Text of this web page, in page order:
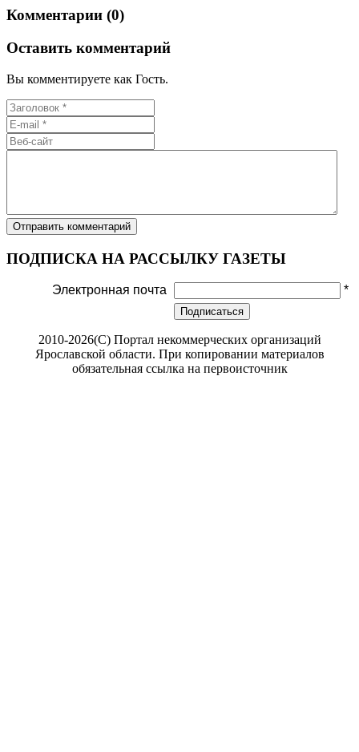
Комментарии (0)
Оставить комментарий
Вы комментируете как Гость.
ПОДПИСКА НА РАССЫЛКУ ГАЗЕТЫ
Электронная почта *
Подписаться
2010-2026(С) Портал некоммерческих организаций
Ярославской области. При копировании материалов
обязательная ссылка на первоисточник